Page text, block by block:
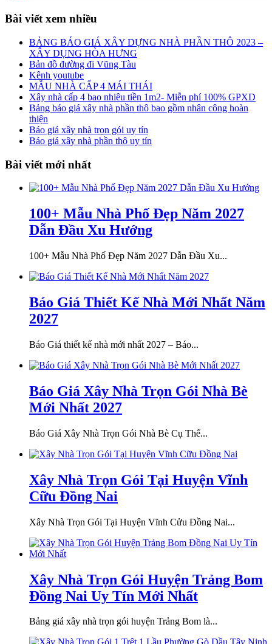
Bài viết xem nhiều
BẢNG BÁO GIÁ XÂY DỰNG NHÀ PHẦN THÔ 2023 –
XÂY DỤNG HÒA HƯNG
Bản đồ đường đi Vũng Tàu
Kênh youtube
MẪU NHÀ CẤP 4 MÁI THÁI
Xây nhà cấp 4 bao nhiêu tiền 1m2- Miễn phí 100% GPXD
Bảng báo giá xây nhà phần thô bao gồm nhân công hoàn
thiện
Báo giá xây nhà trọn gói uy tín
Báo giá xây nhà phần thô uy tín
Bài viết mới nhất
100+ Mẫu Nhà Phố Đẹp Năm 2027
Dẫn Đầu Xu Hướng
100+ Mẫu Nhà Phố Đẹp Năm 2027 Dẫn Đầu Xu...
Báo Giá Thiết Kế Nhà Mới Nhất Năm
2027
Báo Giá thiết kế nhà mới nhất 2027 – Báo...
Báo Giá Xây Nhà Trọn Gói Nhà Bè
Mới Nhất 2027
Báo Giá Xây Nhà Trọn Gói Nhà Bè Cụ Thể...
Xây Nhà Trọn Gói Tại Huyện Vĩnh
Cữu Đồng Nai
Xây Nhà Trọn Gói Tại Huyện Vĩnh Cửu Đồng Nai...
Xây Nhà Trọn Gói Huyện Trảng Bom
Đồng Nai Uy Tín Mới Nhất
Bảng giá xây nhà trọn gói huyện Trảng Bom là...